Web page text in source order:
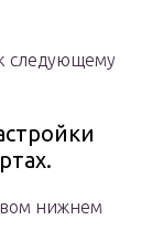
следующему
нижнем